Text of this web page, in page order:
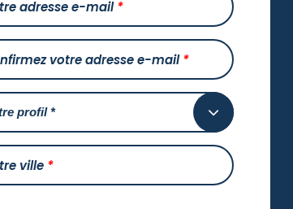
adresse e-mail*
votre adresse e-mail*
ville *